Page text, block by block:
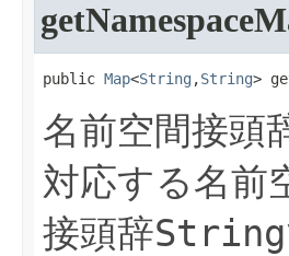
public Map<String ,String>
名前空間接頭
対応する名前
接頭辞String